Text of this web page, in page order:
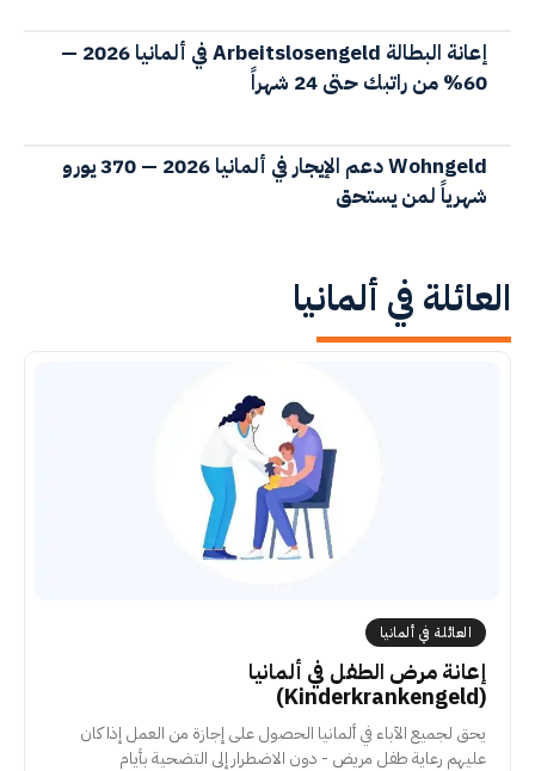
إعانة البطالة Arbeitslosengeld في ألمانيا 2026 —
60% من راتبك حتى 24 شهراً
Wohngeld دعم الإيجار في ألمانيا 2026 — 370 يورو
شهرياً لمن يستحق
العائلة في ألمانيا
العائلة في ألمانيا
إعانة مرض الطفل في ألمانيا
(Kinderkrankengeld)
يحق لجميع الآباء في ألمانيا الحصول على إجازة من العمل إذا كان
عليهم رعاية طفل مريض - دون الاضطرار إلى التضحية بأيام